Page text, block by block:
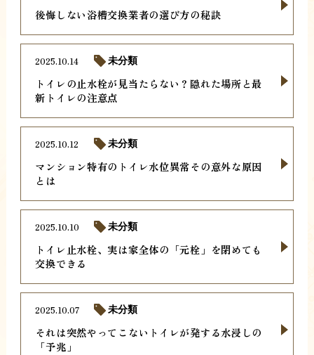
後悔しない浴槽交換業者の選び方の秘訣
トイレの止水栓が見当たらない？隠れた場所と最
新トイレの注意点
2025.10.14 未分類
マンション特有のトイレ水位異常その意外な原因
とは
2025.10.12 未分類
トイレ止水栓、実は家全体の「元栓」を閉めても
交換できる
2025.10.10 未分類
それは突然やってこないトイレが発する水浸しの
「予兆」
2025.10.07 未分類